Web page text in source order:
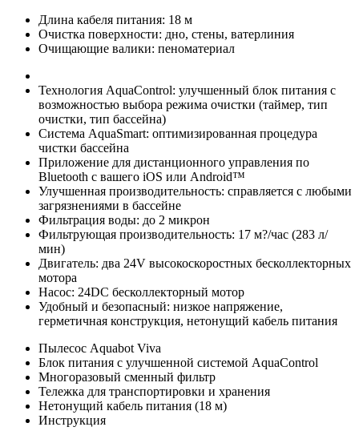
Длина кабеля питания: 18 м
Очистка поверхности: дно, стены, ватерлиния
Очищающие валики: пеноматериал
Технология AquaControl: улучшенный блок питания с
возможностью выбора режима очистки (таймер, тип
очистки, тип бассейна)
Система AquaSmart: оптимизированная процедура
чистки бассейна
Приложение для дистанционного управления по
Bluetooth с вашего iOS или Android™
Улучшенная производительность: справляется с любыми
загрязнениями в бассейне
Фильтрация воды: до 2 микрон
Фильтрующая производительность: 17 м?/час (283 л/
мин)
Двигатель: два 24V высокоскоростных бесколлекторных
мотора
Насос: 24DC бесколлекторный мотор
Удобный и безопасный: низкое напряжение,
герметичная конструкция, нетонущий кабель питания
Пылесос Aquabot Viva
Блок питания с улучшенной системой AquaControl
Многоразовый сменный фильтр
Тележка для транспортировки и хранения
Нетонущий кабель питания (18 м)
Инструкция